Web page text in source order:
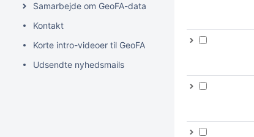
Samarbejde om GeoFA-data
Kontakt
Korte intro-videoer til GeoFA
Udsendte nyhedsmails